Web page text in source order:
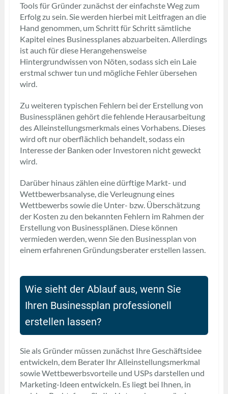
Tools für Gründer zunächst der einfachste Weg zum
Erfolg zu sein. Sie werden hierbei mit Leitfragen an die
Hand genommen, um Schritt für Schritt sämtliche
Kapitel eines Businessplanes abzuarbeiten. Allerdings
ist auch für diese Herangehensweise
Hintergrundwissen von Nöten, sodass sich ein Laie
erstmal schwer tun und mögliche Fehler übersehen
wird.
Zu weiteren typischen Fehlern bei der Erstellung von
Businessplänen gehört die fehlende Herausarbeitung
des Alleinstellungsmerkmals eines Vorhabens. Dieses
wird oft nur oberflächlich behandelt, sodass ein
Interesse der Banken oder Investoren nicht geweckt
wird.
Darüber hinaus zählen eine dürftige Markt- und
Wettbewerbsanalyse, die Verleugnung eines
Wettbewerbs sowie die Unter- bzw. Überschätzung
der Kosten zu den bekannten Fehlern im Rahmen der
Erstellung von Businessplänen. Diese können
vermieden werden, wenn Sie den Businessplan von
einem erfahrenen Gründungsberater erstellen lassen.
Wie sieht der Ablauf aus, wenn Sie
Ihren Businessplan professionell
erstellen lassen?
Sie als Gründer müssen zunächst Ihre Geschäftsidee
entwickeln, dem Berater Ihr Alleinstellungsmerkmal
sowie Wettbewerbsvorteile und USPs darstellen und
Marketing-Ideen entwickeln. Es liegt bei Ihnen, in